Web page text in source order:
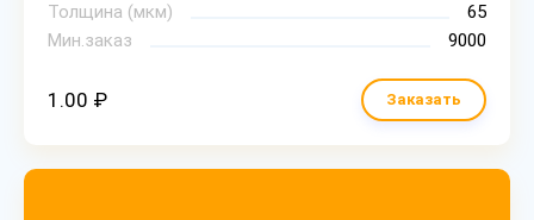
Толщина (мкм)
65
Мин.заказ
9000
1.00 ₽ Заказать